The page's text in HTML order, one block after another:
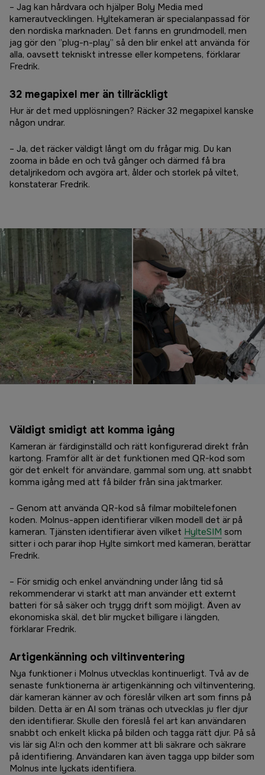
– Jag kan hårdvara och hjälper Boly Media med
kamerautvecklingen. Hyltekameran är specialanpassad för
den nordiska marknaden. Det fanns en grundmodell, men
jag gör den ”plug-n-play” så den blir enkel att använda för
alla, oavsett tekniskt intresse eller kompetens, förklarar
Fredrik.
32 megapixel mer än tillräckligt
Hur är det med upplösningen? Räcker 32 megapixel kanske
någon undrar.
– Ja, det räcker väldigt långt om du frågar mig. Du kan
zooma in både en och två gånger och därmed få bra
detaljrikedom och avgöra art, ålder och storlek på viltet,
konstaterar Fredrik.
Väldigt smidigt att komma igång
Kameran är färdiginställd och rätt konfigurerad direkt från
kartong. Framför allt är det funktionen med QR-kod som
gör det enkelt för användare, gammal som ung, att snabbt
komma igång med att få bilder från sina jaktmarker.
– Genom att använda QR-kod så filmar mobiltelefonen
koden. Molnus-appen identifierar vilken modell det är på
kameran. Tjänsten identifierar även vilket HylteSIM som
sitter i och parar ihop Hylte simkort med kameran, berättar
Fredrik.
– För smidig och enkel användning under lång tid så
rekommenderar vi starkt att man använder ett externt
batteri för så säker och trygg drift som möjligt. Även av
ekonomiska skäl, det blir mycket billigare i längden,
förklarar Fredrik.
Artigenkänning och viltinventering
Nya funktioner i Molnus utvecklas kontinuerligt. Två av de
senaste funktionerna är artigenkänning och viltinventering,
där kameran känner av och föreslår vilken art som finns på
bilden. Detta är en AI som tränas och utvecklas ju fler djur
den identifierar. Skulle den föreslå fel art kan användaren
snabbt och enkelt klicka på bilden och tagga rätt djur. På så
vis lär sig AI:n och den kommer att bli säkrare och säkrare
på identifiering. Användaren kan även tagga upp bilder som
Molnus inte lyckats identifiera.